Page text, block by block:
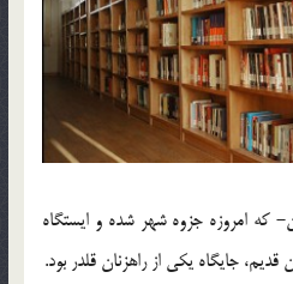
كه امروزه جزوه شهر شده و ايستگاه
جايگاه يكي از راهزنان قلدر بود.